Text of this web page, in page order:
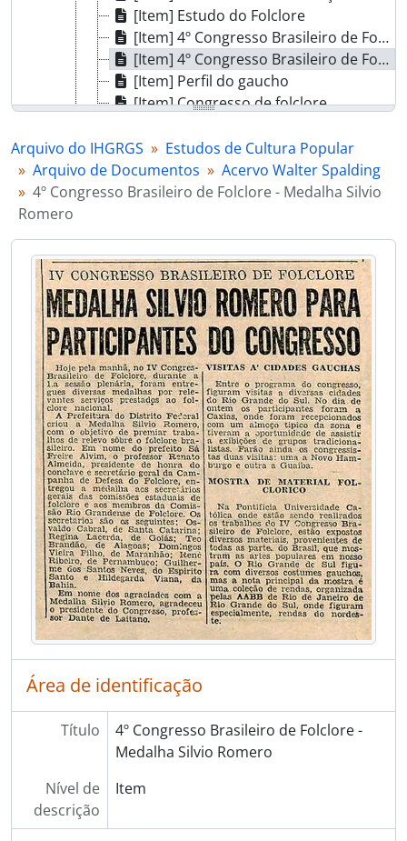
[Item] Estudo do Folclore
[Item] 4º Congresso Brasileiro de Folclore
[Item] 4º Congresso Brasileiro de Folclore - Medalha Silvio Romero
[Item] Perfil do gaucho
[Item] Congresso de folclore
[Item] Regulamento dos Congressos
[Item] Encerramento do 4º Congresso Brasileiro de Folclore
[Item] Êxito do 2º Congresso Tradicionalista
[Item] Notícias do Congresso
[Item] Encerramento do 4º Congresso Brasileiro de Folclore
[Subséries] Outros Pesquisadores
Arquivo do IHGRGS
Estudos de Cultura Popular
Arquivo de Documentos
Acervo Walter Spalding
4º Congresso Brasileiro de Folclore - Medalha Silvio
Romero
Área de identificação
Título
4º Congresso Brasileiro de Folclore -
Medalha Silvio Romero
Nível de
descrição
Item